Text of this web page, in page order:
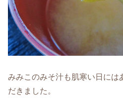
みみこのみそ汁も肌寒い日には
だきました。